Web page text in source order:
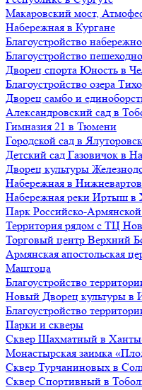
Макаровский мост,
Набережная в Кургане
Благоустройство
Благоустройство
Дворец спорта Юность в
Благоустройство озера
Дворец самбо и
Александровский сад в
Гимназия 21 в Тюмени
Городской сад в
Детский сад Газовичок в
Дворец культуры
Набережная в
Набережная реки Иртыш в
Парк Российско-
Территория рядом с ТЦ
Торговый центр Верхний
Армянская апостольская
Маштоца
Благоустройство
Нoвый Двoрeц культуры в
Благоустройство
Парки и скверы
Сквер Шахматный в
Монастырская заимка
Сквер Турчаниновых в
Сквер Спортивный в